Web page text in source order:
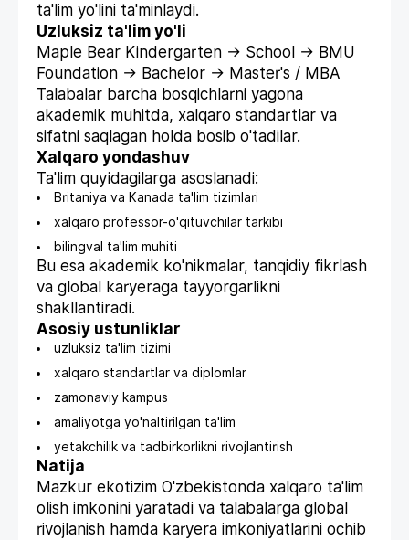
ta'lim yo'lini ta'minlaydi.
Uzluksiz ta'lim yo'li
Maple Bear Kindergarten → School → BMU
Foundation → Bachelor → Master's / MBA
Talabalar barcha bosqichlarni yagona
akademik muhitda, xalqaro standartlar va
sifatni saqlagan holda bosib o'tadilar.
Xalqaro yondashuv
Ta'lim quyidagilarga asoslanadi:
Britaniya va Kanada ta'lim tizimlari
xalqaro professor-o'qituvchilar tarkibi
bilingval ta'lim muhiti
Bu esa akademik ko'nikmalar, tanqidiy fikrlash
va global karyeraga tayyorgarlikni
shakllantiradi.
Asosiy ustunliklar
uzluksiz ta'lim tizimi
xalqaro standartlar va diplomlar
zamonaviy kampus
amaliyotga yo'naltirilgan ta'lim
yetakchilik va tadbirkorlikni rivojlantirish
Natija
Mazkur ekotizim O'zbekistonda xalqaro ta'lim
olish imkonini yaratadi va talabalarga global
rivojlanish hamda karyera imkoniyatlarini ochib